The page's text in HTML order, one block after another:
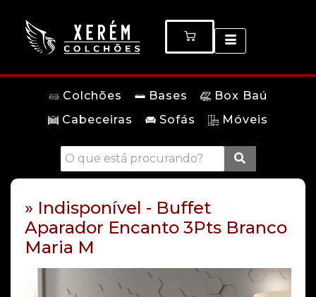
Colchões Bases
Box Baú
Cabeceiras
Sofás Móveis
» Indisponível - Buffet
Aparador Encanto 3Pts Branco
Maria M